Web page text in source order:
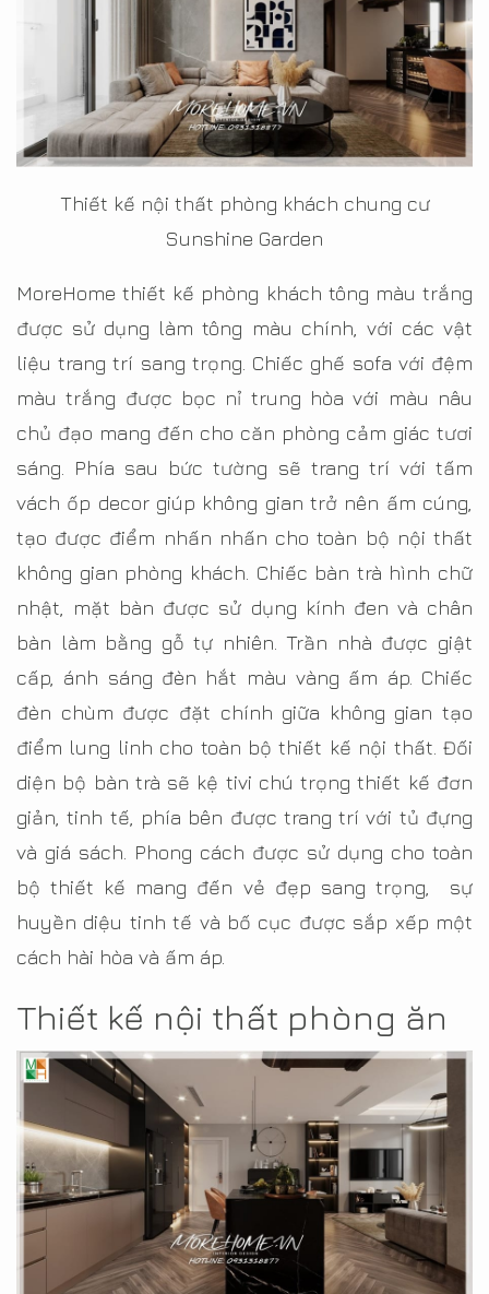
Thiết kế nội thất phòng khách chung cư
Sunshine Garden
MoreHome thiết kế phòng khách tông màu trắng
được sử dụng làm tông màu chính, với các vật
liệu trang trí sang trọng. Chiếc ghế sofa với đệm
màu trắng được bọc nỉ trung hòa với màu nâu
chủ đạo mang đến cho căn phòng cảm giác tươi
sáng. Phía sau bức tường sẽ trang trí với tấm
vách ốp decor giúp không gian trở nên ấm cúng,
tạo được điểm nhấn nhấn cho toàn bộ nội thất
không gian phòng khách. Chiếc bàn trà hình chữ
nhật, mặt bàn được sử dụng kính đen và chân
bàn làm bằng gỗ tự nhiên. Trần nhà được giật
cấp, ánh sáng đèn hắt màu vàng ấm áp. Chiếc
đèn chùm được đặt chính giữa không gian tạo
điểm lung linh cho toàn bộ thiết kế nội thất. Đối
diện bộ bàn trà sẽ kệ tivi chú trọng thiết kế đơn
giản, tinh tế, phía bên được trang trí với tủ đựng
và giá sách. Phong cách được sử dụng cho toàn
bộ thiết kế mang đến vẻ đẹp sang trọng, sự
huyền diệu tinh tế và bố cục được sắp xếp một
cách hài hòa và ấm áp.
Thiết kế nội thất phòng ăn